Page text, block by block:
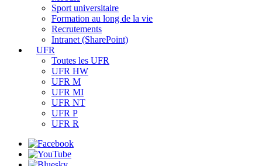
Sport universitaire
Formation au long de la vie
Recrutements
Intranet (SharePoint)
UFR
Toutes les UFR
UFR HW
UFR M
UFR MI
UFR NT
UFR P
UFR R